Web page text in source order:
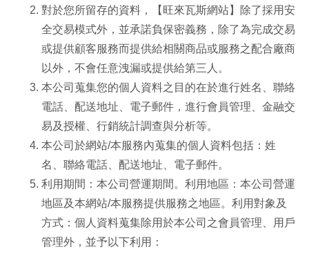
對於您所留存的資料，【旺來瓦斯網站】除了採用安
全交易模式外，並承諾負保密義務，除了為完成交易
或提供顧客服務而提供給相關商品或服務之配合廠商
以外，不會任意洩漏或提供給第三人。
本公司蒐集您的個人資料之目的在於進行姓名、聯絡
電話、配送地址、電子郵件，進行會員管理、金融交
易及授權、行銷統計調查與分析等。
本公司於網站/本服務內蒐集的個人資料包括：姓
名、聯絡電話、配送地址、電子郵件。
利用期間：本公司營運期間。利用地區：本公司營運
地區及本網站/本服務提供服務之地區。利用對象及
方式：個人資料蒐集除用於本公司之會員管理、用戶
管理外，並予以下利用：